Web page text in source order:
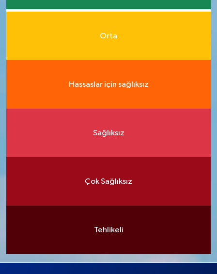
Orta
Hassaslar için sağlıksız
Sağlıksız
Çok Sağlıksız
Tehlikeli